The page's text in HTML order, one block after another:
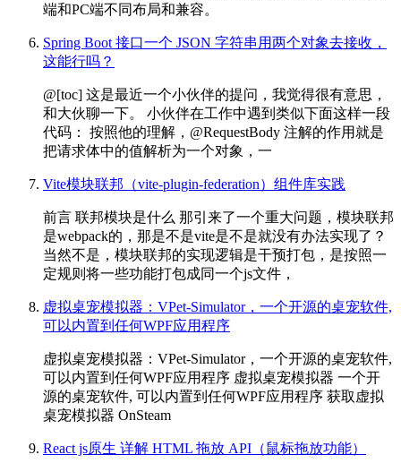
端和PC端不同布局和兼容。
Spring Boot 接口一个 JSON 字符串用两个对象去接收，
这能行吗？
@[toc] 这是最近一个小伙伴的提问，我觉得很有意思，
和大伙聊一下。 小伙伴在工作中遇到类似下面这样一段
代码： 按照他的理解，@RequestBody 注解的作用就是
把请求体中的值解析为一个对象，一
Vite模块联邦（vite-plugin-federation）组件库实践
前言 联邦模块是什么 那引来了一个重大问题，模块联邦
是webpack的，那是不是vite是不是就没有办法实现了？
当然不是，模块联邦的实现逻辑是干预打包，是按照一
定规则将一些功能打包成同一个js文件，
虚拟桌宠模拟器：VPet-Simulator，一个开源的桌宠软件,
可以内置到任何WPF应用程序
虚拟桌宠模拟器：VPet-Simulator，一个开源的桌宠软件,
可以内置到任何WPF应用程序 虚拟桌宠模拟器 一个开
源的桌宠软件, 可以内置到任何WPF应用程序 获取虚拟
桌宠模拟器 OnSteam
React js原生 详解 HTML 拖放 API（鼠标拖放功能）